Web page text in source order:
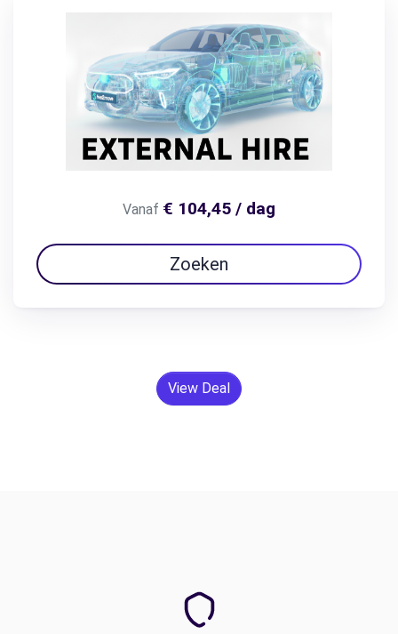
Vanaf € 104,45 / dag
Zoeken
View Deal